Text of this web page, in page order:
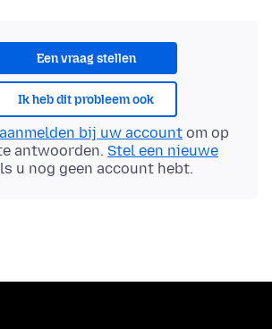
Een vraag stellen
Ik heb dit probleem ook
aanmelden bij uw account om op
antwoorden. Stel een nieuwe
u nog geen account hebt.